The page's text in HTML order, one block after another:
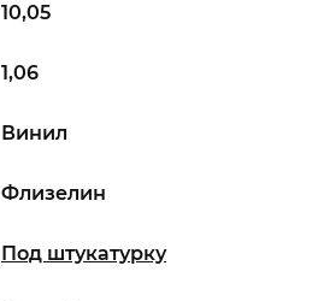
10,05
1,06
Под штукатурку
Флизелин
Винил